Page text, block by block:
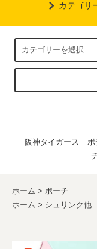
カテゴリ
阪神タイガース ボ
ホーム > ポーチ
ホーム > シュリンク他